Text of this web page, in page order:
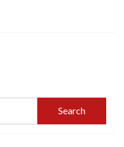
Search